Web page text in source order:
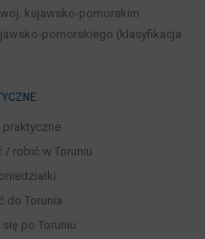
kujawsko-pomorskim
pomorskiego (klasyfikacja
/ robić w Toruniu
do Torunia
po Toruniu